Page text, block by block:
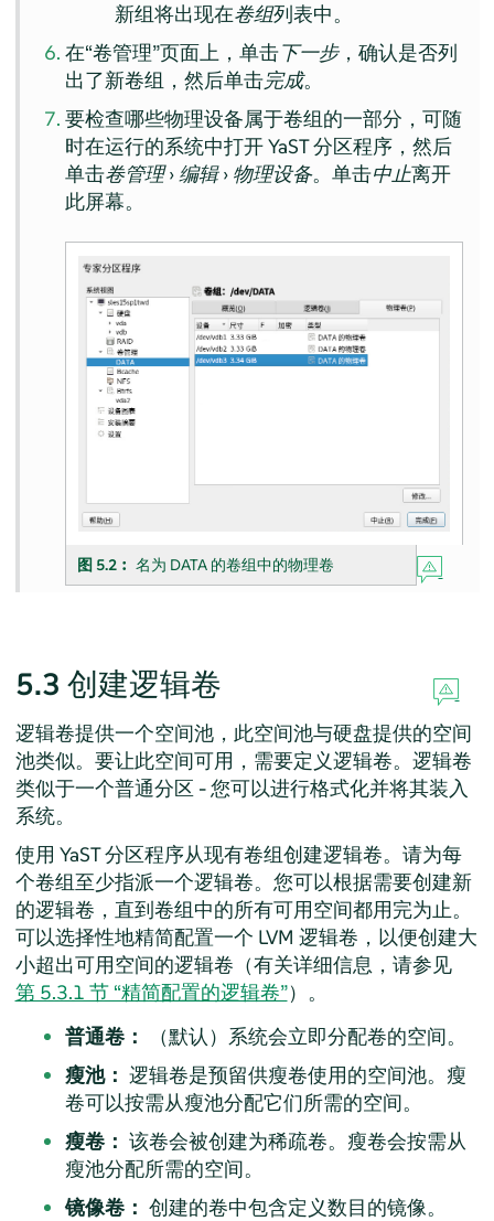
新组将出现在卷组列表中。
在“卷管理”页面上，单击下一步，确认是否列
出了新卷组，然后单击完成。
要检查哪些物理设备属于卷组的一部分，可随
时在运行的系统中打开 YaST 分区程序，然后
单击卷管理›编辑› 物理设备。单击中止离开
此屏幕。
图 5.2︰名为 DATA 的卷组中的物理卷
5.3 创建逻辑卷
逻辑卷提供一个空间池，此空间池与硬盘提供的空间
池类似。要让此空间可用，需要定义逻辑卷。逻辑卷
类似于一个普通分区 - 您可以进行格式化并将其装入
系统。
使用 YaST 分区程序从现有卷组创建逻辑卷。请为每
个卷组至少指派一个逻辑卷。您可以根据需要创建新
的逻辑卷，直到卷组中的所有可用空间都用完为止。
可以选择性地精简配置一个 LVM 逻辑卷，以便创建大
小超出可用空间的逻辑卷（有关详细信息，请参见
第 5.3.1 节 “精简配置的逻辑卷”）。
普通卷：
（默认）系统会立即分配卷的空间。
瘦池： 逻辑卷是预留供瘦卷使用的空间池。瘦
卷可以按需从瘦池分配它们所需的空间。
瘦卷： 该卷会被创建为稀疏卷。瘦卷会按需从
瘦池分配所需的空间。
镜像卷： 创建的卷中包含定义数目的镜像。